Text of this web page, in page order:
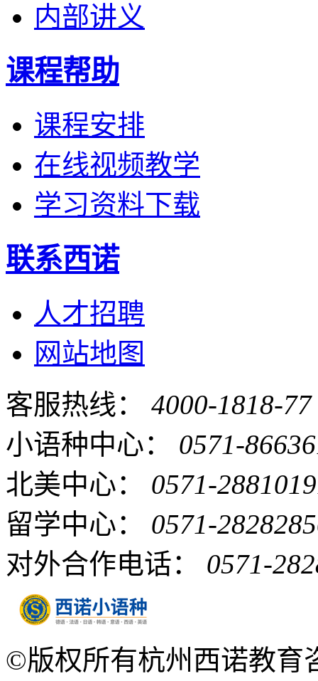
内部讲义
课程帮助
课程安排
在线视频教学
学习资料下载
联系西诺
人才招聘
网站地图
客服热线： 4000-1818-77
小语种中心： 0571-
北美中心： 0571-
留学中心： 0571-
对外合作电话： 0571-
©版权所有杭州西诺教育